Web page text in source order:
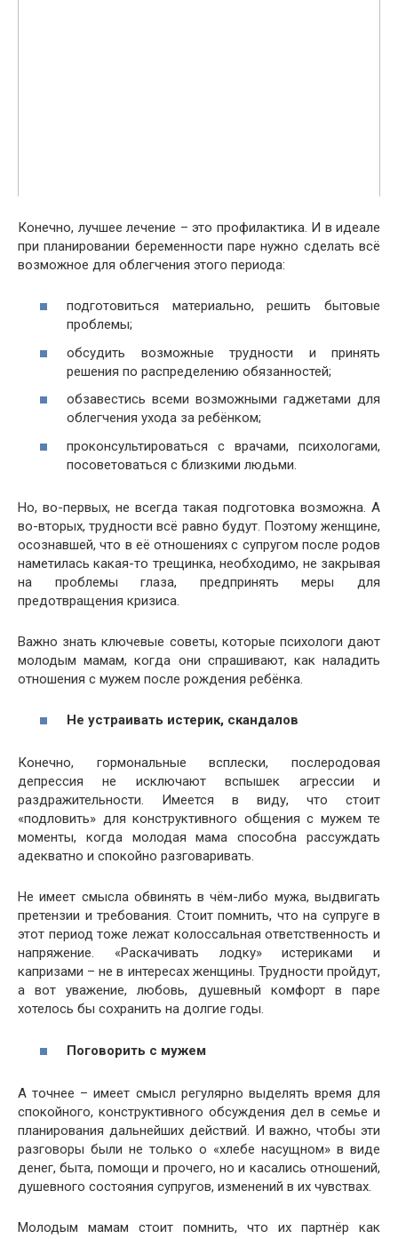
Конечно, лучшее лечение – это профилактика. И в идеале
при планировании беременности паре нужно сделать всё
возможное для облегчения этого периода:
подготовиться материально, решить бытовые
проблемы;
обсудить возможные трудности и принять
решения по распределению обязанностей;
обзавестись всеми возможными гаджетами для
облегчения ухода за ребёнком;
проконсультироваться с врачами, психологами,
посоветоваться с близкими людьми.
Но, во-первых, не всегда такая подготовка возможна. А
во-вторых, трудности всё равно будут. Поэтому женщине,
осознавшей, что в её отношениях с супругом после родов
наметилась какая-то трещинка, необходимо, не закрывая
на проблемы глаза, предпринять меры для
предотвращения кризиса.
Важно знать ключевые советы, которые психологи дают
молодым мамам, когда они спрашивают, как наладить
отношения с мужем после рождения ребёнка.
Не устраивать истерик, скандалов
Конечно, гормональные всплески, послеродовая
депрессия не исключают вспышек агрессии и
раздражительности. Имеется в виду, что стоит
«подловить» для конструктивного общения с мужем те
моменты, когда молодая мама способна рассуждать
адекватно и спокойно разговаривать.
Не имеет смысла обвинять в чём-либо мужа, выдвигать
претензии и требования. Стоит помнить, что на супруге в
этот период тоже лежат колоссальная ответственность и
напряжение. «Раскачивать лодку» истериками и
капризами – не в интересах женщины. Трудности пройдут,
а вот уважение, любовь, душевный комфорт в паре
хотелось бы сохранить на долгие годы.
Поговорить с мужем
А точнее – имеет смысл регулярно выделять время для
спокойного, конструктивного обсуждения дел в семье и
планирования дальнейших действий. И важно, чтобы эти
разговоры были не только о «хлебе насущном» в виде
денег, быта, помощи и прочего, но и касались отношений,
душевного состояния супругов, изменений в их чувствах.
Молодым мамам стоит помнить, что их партнёр как